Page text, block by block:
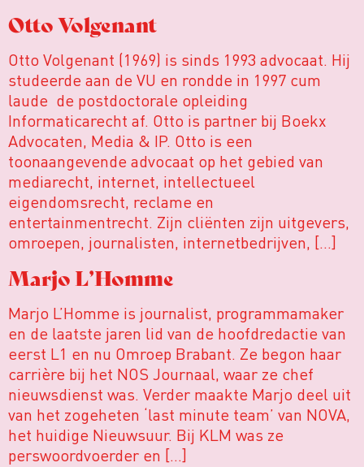
Otto Volgenant
Otto Volgenant (1969) is sinds 1993 advocaat. Hij
studeerde aan de VU en rondde in 1997 cum
laude de postdoctorale opleiding
Informaticarecht af. Otto is partner bij Boekx
Advocaten, Media & IP. Otto is een
toonaangevende advocaat op het gebied van
mediarecht, internet, intellectueel
eigendomsrecht, reclame en
entertainmentrecht. Zijn cliënten zijn uitgevers,
omroepen, journalisten, internetbedrijven, […]
Marjo L’Homme
Marjo L’Homme is journalist, programmamaker
en de laatste jaren lid van de hoofdredactie van
eerst L1 en nu Omroep Brabant. Ze begon haar
carrière bij het NOS Journaal, waar ze chef
nieuwsdienst was. Verder maakte Marjo deel uit
van het zogeheten ‘last minute team’ van NOVA,
het huidige Nieuwsuur. Bij KLM was ze
perswoordvoerder en […]